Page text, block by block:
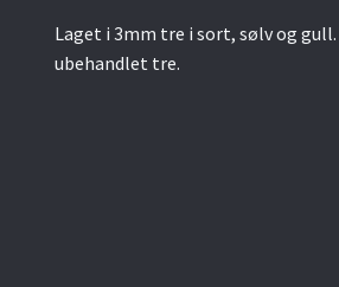
Laget i 3mm tre i sort, sølv og
ubehandlet tre.